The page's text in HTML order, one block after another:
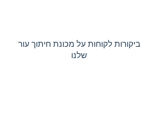
ביקורות לקוחות על מכונת חיתוך עור
שלנו